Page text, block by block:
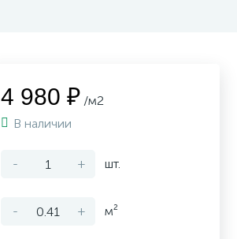
4 980 ₽ /м2
В наличии
- + шт.
- + м²